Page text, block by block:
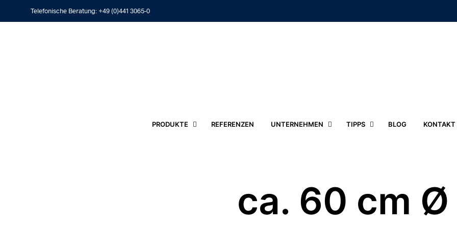
Telefonische Beratung: +49 (0)441 3065-0
PRODUKTE REFERENZEN UNTERNEHMEN TIPPS BLOG KONTAKT
ca. 60 cm Ø